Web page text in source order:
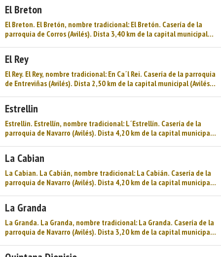
principales y 1 viviendas no principales. El municipio de Avilés tiene
6 parroquias: Avilés, Corros, Entreviñas, Laviana, Miranda, Navarro.
Los pueblos que forman ...
El Breton
El Breton. El Bretón, nombre tradicional: El Bretón. Casería de la
parroquia de Corros (Avilés). Dista 3,40 km de la capital municipal
viviendas no principales. El municipio de Avilés tiene 6 parroquias:
Avilés, Corros, Entreviñas, Laviana, Miranda, Navarro. Los pueblos
que ...
El Rey
El Rey. El Rey, nombre tradicional: En Ca´l Rei. Casería de la parroquia
de Entreviñas (Avilés). Dista 2,50 km de la capital municipal (Avilés)
no principales. El municipio de Avilés tiene 6 parroquias: Avilés,
Corros, Entreviñas, Laviana, Miranda, Navarro. Los pueblos que ...
Estrellin
Estrellin. Estrellín, nombre tradicional: L´Estrellín. Casería de la
parroquia de Navarro (Avilés). Dista 4,20 km de la capital municipal
viviendas no principales. El municipio de Avilés tiene 6 parroquias:
Avilés, Corros, Entreviñas, Laviana, Miranda, Navarro. Los pueb ...
La Cabian
La Cabian. La Cabián, nombre tradicional: La Cabián. Casería de la
parroquia de Navarro (Avilés). Dista 4,20 km de la capital municipal
principales y 5 viviendas no principales. El municipio de Avilés tiene
6 parroquias: Avilés, Corros, Entreviñas, Laviana, Miranda, Navarro.
Los pueblos q ...
La Granda
La Granda. La Granda, nombre tradicional: La Granda. Casería de la
parroquia de Navarro (Avilés). Dista 3,20 km de la capital municipal